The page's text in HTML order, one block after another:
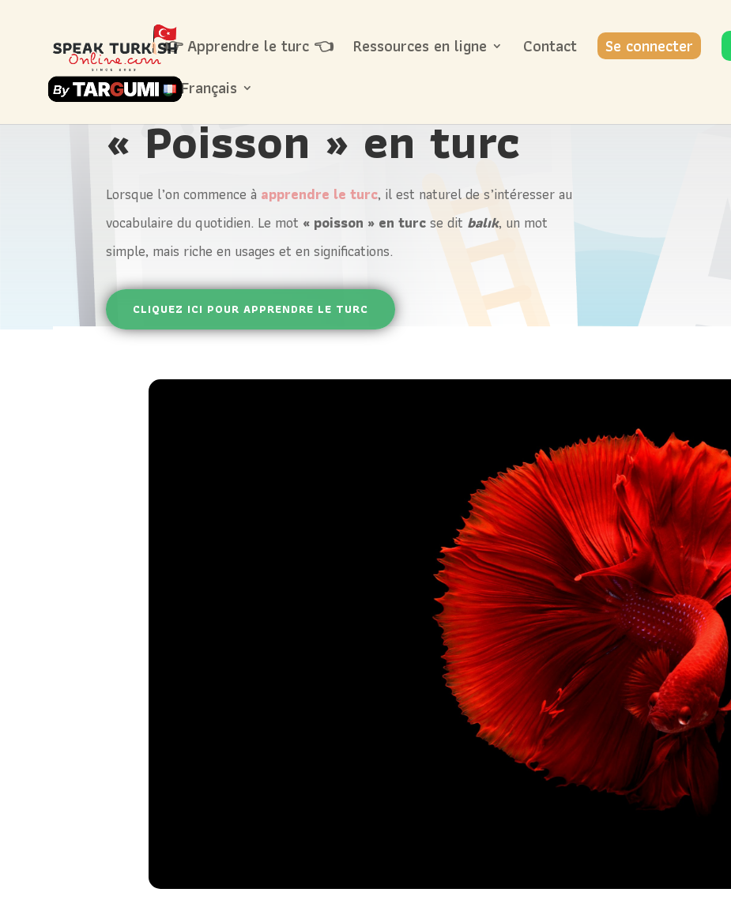
👉 Apprendre le turc 👈 Ressources en ligne Contact Se connecter
Français
« Poisson » en turc
Lorsque l’on commence à apprendre le turc, il est naturel de s’intéresser au
vocabulaire du quotidien. Le mot « poisson » en turcse dit balık, un mot
simple, mais riche en usages et en significations.
CLIQUEZ ICI POUR APPRENDRE LE TURC